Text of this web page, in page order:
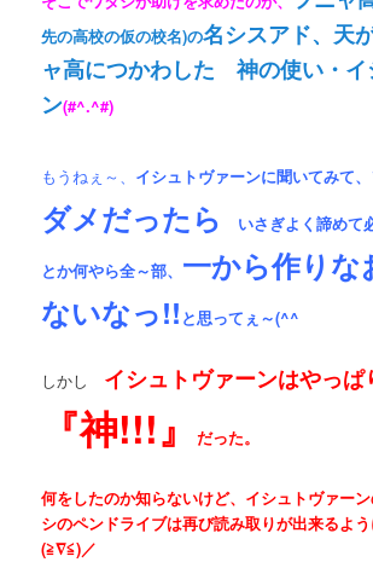
先の高校の仮の校名)の名シスアド、天
ャ高につかわした 神の使い・イ
ン(#^.^#)
もうねぇ～、 イシュトヴァーンに聞いてみて、
ダメだったら
いさぎよく諦めて
とか何やら全～部、 一から作りな
ないなっ!! と思ってぇ～(^^ゞ
しかし イシュトヴァーンはやっぱ
『神!!!』だった。
何をしたのか知らないけど、イシュトヴァー
シのペンドライブは再び読み取りが出来るよ
(≧∇≦)／